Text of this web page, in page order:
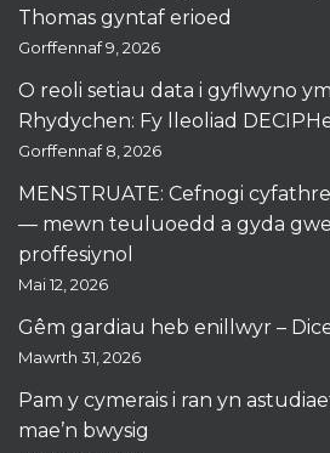
Thomas gyntaf erioed
Gorffennaf 9, 2026
O reoli setiau data i gyflwyno
Rhydychen: Fy lleoliad
Gorffennaf 8, 2026
MENSTRUATE: Cefnogi
— mewn teuluoedd a gyda
proffesiynol
Mai 12, 2026
Gêm gardiau heb enillwyr –
Mawrth 31, 2026
Pam y cymerais i ran yn
mae’n bwysig